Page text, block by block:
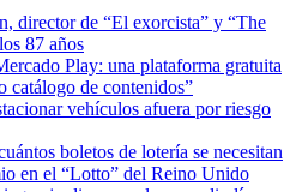
director de “El exorcista” y “The
87 años
Play: una plataforma gratuita
catálogo de contenidos”
vehículos afuera por riesgo
boletos de lotería se necesitan
en el “Lotto” del Reino Unido